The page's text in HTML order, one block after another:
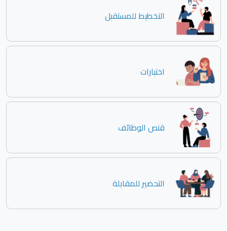
التخطيط للمستقبل
اختبارات
قنص الوظائف
التحضير للمقابلة